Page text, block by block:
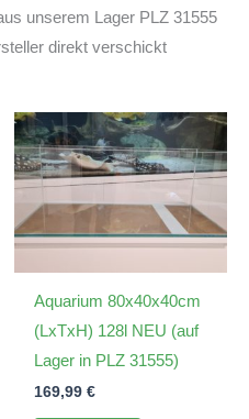
unserem Lager PLZ 31555
direkt verschickt
Aquarium 80x40x40cm
(LxTxH) 128l NEU (auf
Lager in PLZ 31555)
169,99 €